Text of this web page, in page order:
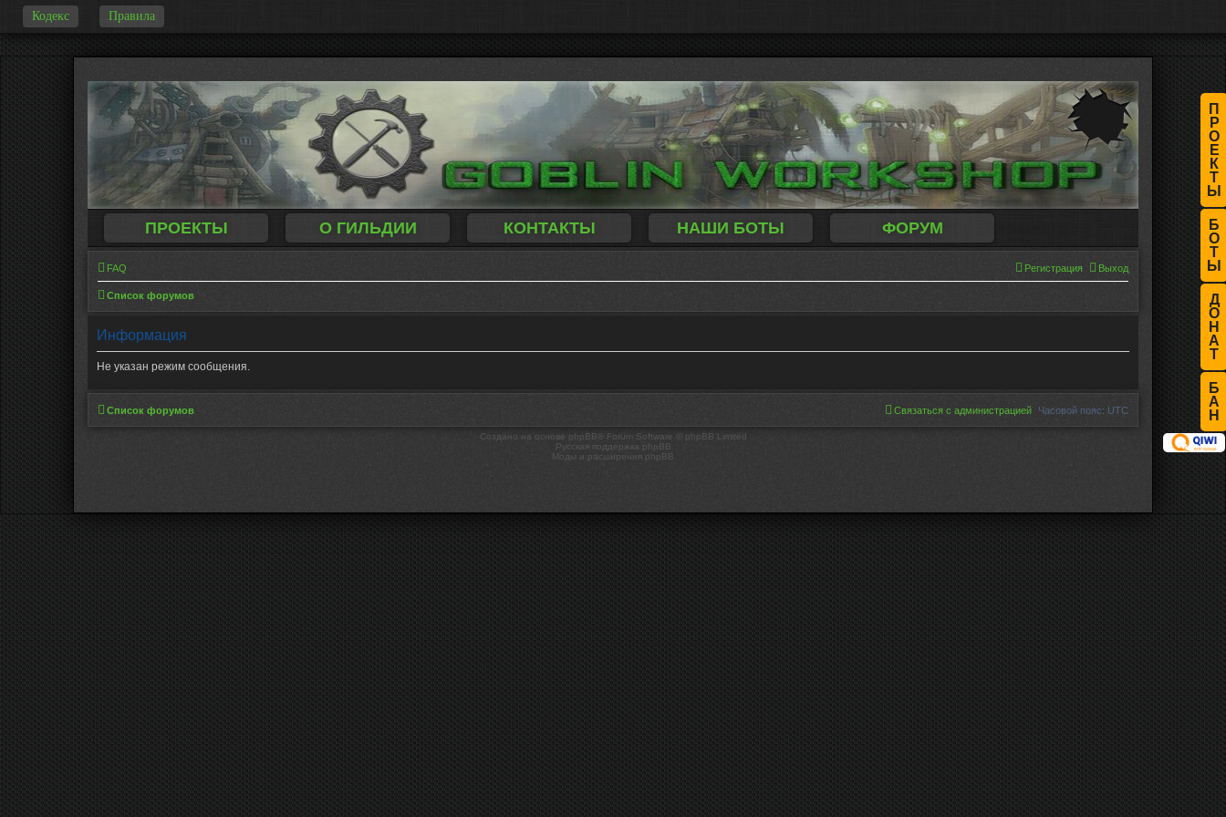
Кодекс Правила
П
Р
О
Е
К
Т
Ы
Б
О
Т
Ы
Д
О
Н
А
Т
Б
А
Н
ПРОЕКТЫ О ГИЛЬДИИ КОНТАКТЫ НАШИ БОТЫ ФОРУМ
FAQ Выход
Регистрация
Список форумов
Информация
Не указан режим сообщения.
Список форумов Часовой пояс: UTC
Связаться с администрацией
Создано на основе phpBB® Forum Software © phpBB Limited
Русская поддержка phpBB
Моды и расширения phpBB